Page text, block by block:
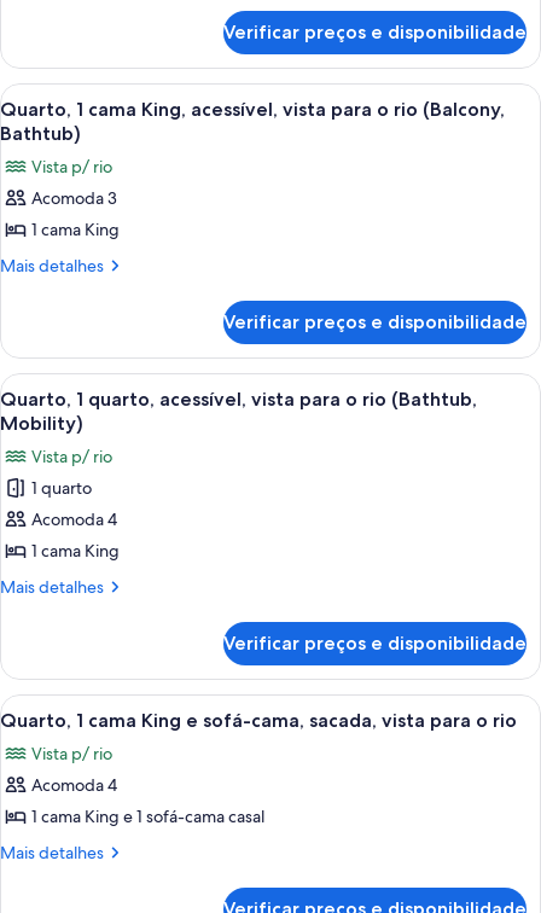
King,
sacada,
vista
para
a
cidade
1
cama
King,
sacada,
para
Verificar preços e disponibilidade
Carrega
todas
fotos
de
Quarto,
1
acessível,
vista
para
o
rio
(Balcony,
Bathtub)
Quarto de hotel com uma cama
7
Quarto, 1 cama King, acessível, vista para o rio (Balcony,
Bathtub)
Vista p/ rio
Acomoda 3
1 cama King
Mais detalhes
Mais
1
cama
King,
acessível,
para
o
rio
(Balcony,
Bathtub)
Verificar preços e disponibilidade
Carrega
todas
fotos
de
Quarto,
1
quarto,
para
o
rio
(Bathtub,
Mobility)
Quarto de hotel com cama, sofá,
8
Quarto, 1 quarto, acessível, vista para o rio (Bathtub,
Mobility)
Vista p/ rio
1 quarto
Acomoda 4
1 cama King
Mais detalhes
Mais
1
quarto,
acessível,
para
o
(Bathtub,
Mobility)
Verificar preços e disponibilidade
Carrega
todas
as
fotos
de
Quarto,
Uma varanda com vista para a
7
Quarto, 1 cama King e sofá-cama, sacada, vista para o rio
Vista p/ rio
Acomoda 4
1 cama King e 1 sofá-cama casal
Mais detalhes
Mais